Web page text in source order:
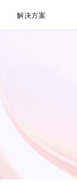
解决方案